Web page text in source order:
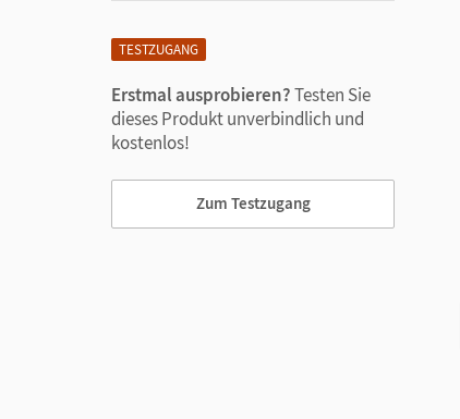
TESTZUGANG
Erstmal ausprobieren?Testen Sie
dieses Produkt unverbindlich und
kostenlos!
Zum Testzugang